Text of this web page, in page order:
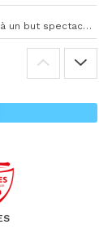
Greenwood frappe fort avec Fenerbahçe grâce à un but spectaculaire